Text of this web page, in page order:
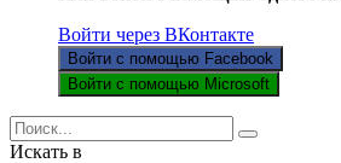
Войти через ВКонтакте
Войти с помощью Facebook
Войти с помощью Microsoft
Искать в